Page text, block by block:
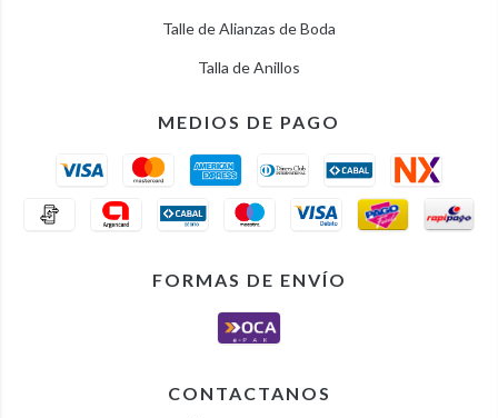
Talle de Alianzas de Boda
Talla de Anillos
MEDIOS DE PAGO
FORMAS DE ENVÍO
CONTACTANOS